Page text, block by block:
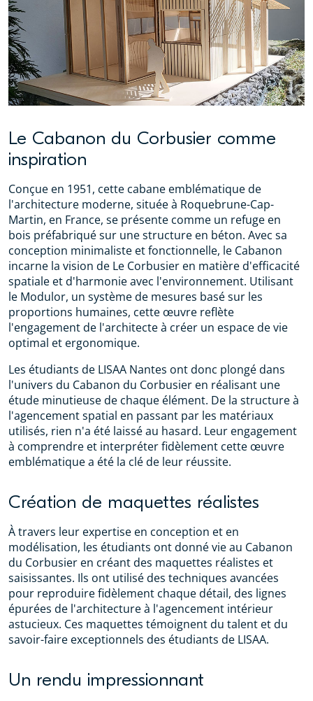
Le Cabanon du Corbusier comme
inspiration
Conçue en 1951, cette cabane emblématique de
l'architecture moderne, située à Roquebrune-Cap-
Martin, en France, se présente comme un refuge en
bois préfabriqué sur une structure en béton. Avec sa
conception minimaliste et fonctionnelle, le Cabanon
incarne la vision de Le Corbusier en matière d'efficacité
spatiale et d'harmonie avec l'environnement. Utilisant
le Modulor, un système de mesures basé sur les
proportions humaines, cette œuvre reflète
l'engagement de l'architecte à créer un espace de vie
optimal et ergonomique.
Les étudiants de LISAA Nantes ont donc plongé dans
l'univers du Cabanon du Corbusier en réalisant une
étude minutieuse de chaque élément. De la structure à
l'agencement spatial en passant par les matériaux
utilisés, rien n'a été laissé au hasard. Leur engagement
à comprendre et interpréter fidèlement cette œuvre
emblématique a été la clé de leur réussite.
Création de maquettes réalistes
À travers leur expertise en conception et en
modélisation, les étudiants ont donné vie au Cabanon
du Corbusier en créant des maquettes réalistes et
saisissantes. Ils ont utilisé des techniques avancées
pour reproduire fidèlement chaque détail, des lignes
épurées de l'architecture à l'agencement intérieur
astucieux. Ces maquettes témoignent du talent et du
savoir-faire exceptionnels des étudiants de LISAA.
Un rendu impressionnant